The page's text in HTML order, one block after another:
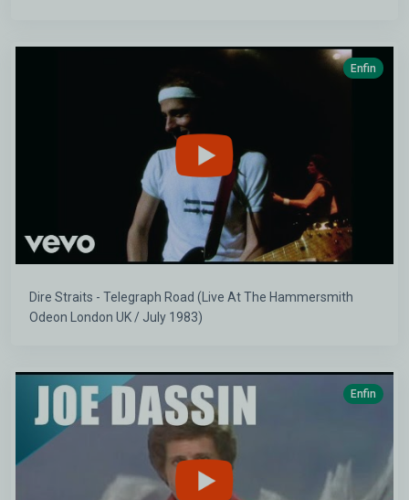
Enfin
Dire Straits - Telegraph Road (Live At The Hammersmith
Odeon London UK / July 1983)
Enfin